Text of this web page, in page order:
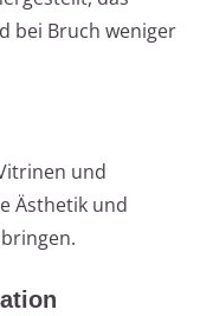
bei Bruch weniger
und
Ästhetik und